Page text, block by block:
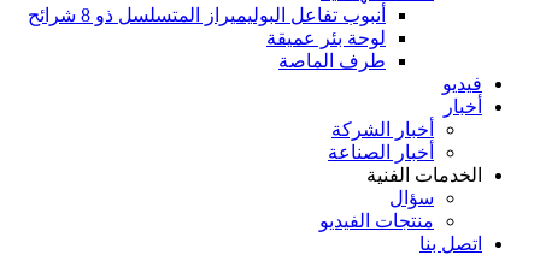
أنبوب تفاعل البوليميراز المتسلسل ذو 8 شرائح
لوحة بئر عميقة
طرف الماصة
فيديو
أخبار
أخبار الشركة
أخبار الصناعة
الخدمات الفنية
سؤال
منتجات الفيديو
اتصل بنا